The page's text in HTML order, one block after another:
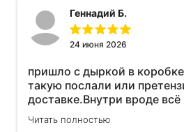
Геннадий Б.
24 июня 2026
пришло с дыркой в
такую послали или
доставке.Внутри вроде
раза установить не
может интернет дурит.
Читать полностью